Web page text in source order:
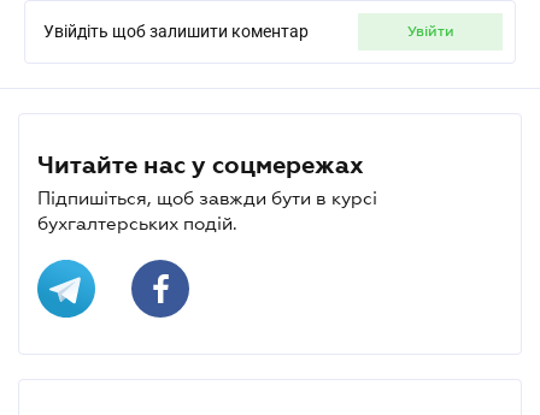
Увійдіть щоб залишити коментар увійти
Читайте нас у соцмережах
Підпишіться, щоб завжди бути в курсі
бухгалтерських подій.